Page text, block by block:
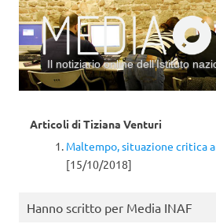
Il notiziario online dell’Istituto
Articoli di Tiziana Venturi
Maltempo, situazione critica
[15/10/2018]
Hanno scritto per Media INAF